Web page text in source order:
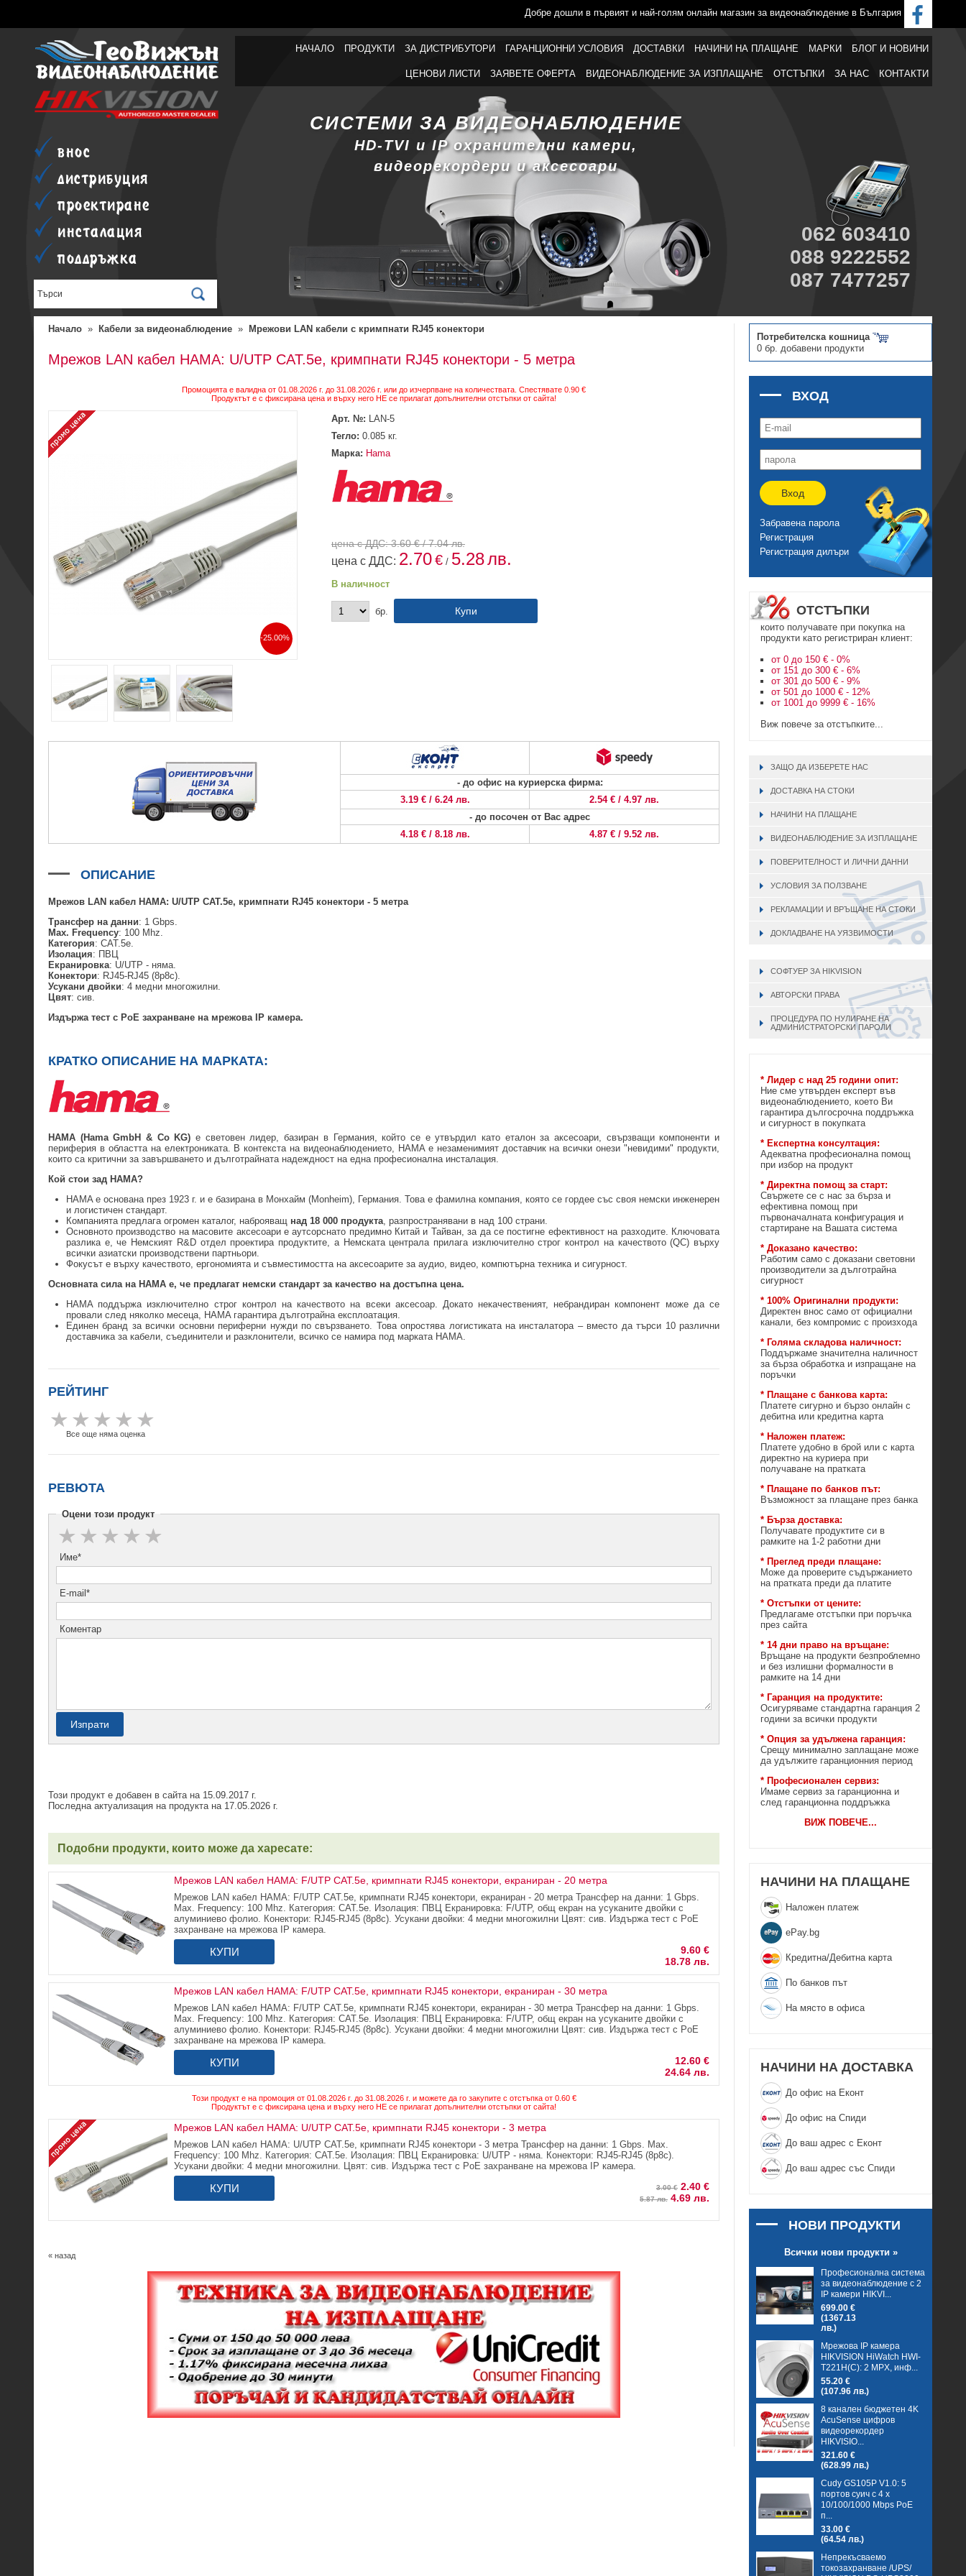
Добре дошли в първият и най-голям онлайн магазин за видеонаблюдение в България
внос
дистрибуция
проектиране
инсталация
поддръжка
НАЧАЛО ПРОДУКТИ ЗА ДИСТРИБУТОРИ ГАРАНЦИОННИ УСЛОВИЯ ДОСТАВКИ НАЧИНИ НА ПЛАЩАНЕ МАРКИ БЛОГ И НОВИНИ
ЦЕНОВИ ЛИСТИ ЗАЯВЕТЕ ОФЕРТА ВИДЕОНАБЛЮДЕНИЕ ЗА ИЗПЛАЩАНЕ ОТСТЪПКИ ЗА НАС КОНТАКТИ
СИСТЕМИ ЗА ВИДЕОНАБЛЮДЕНИЕ
HD-TVI и IP охранителни камери,
видеорекордери и аксесоари
062 603410
088 9222552
087 7477257
Начало » Кабели за видеонаблюдение » Мрежови LAN кабели с кримпнати RJ45 конектори
Мрежов LAN кабел HAMA: U/UTP CAT.5e, кримпнати RJ45 конектори - 5 метра
Промоцията е валидна от 01.08.2026 г. до 31.08.2026 г. или до изчерпване на количествата. Спестявате 0.90 €
Продуктът е с фиксирана цена и върху него НЕ се прилагат допълнителни отстъпки от сайта!
-25.00%
Арт. №: LAN-5
Тегло: 0.085 кг.
Марка: Hama
цена с ДДС:3.60€ / 7.04 лв.
цена с ДДС: 2.70€ / 5.28лв.
В наличност
бр.
- до офис на куриерска фирма:
3.19 € / 6.24 лв.
2.54 € / 4.97 лв.
- до посочен от Вас адрес
4.18 € / 8.18 лв.
4.87 € / 9.52 лв.
ОПИСАНИЕ
Мрежов LAN кабел HAMA: U/UTP CAT.5e, кримпнати RJ45 конектори - 5 метра
Трансфер на данни: 1 Gbps.
Max. Frequency: 100 Mhz.
Категория: CAT.5e.
Изолация: ПВЦ
Екранировка: U/UTP - няма.
Конектори: RJ45-RJ45 (8p8c).
Усукани двойки: 4 медни многожилни.
Цвят: сив.
Издържа тест с PoE захранване на мрежова IP камера.
КРАТКО ОПИСАНИЕ НА МАРКАТА:
HAMA (Hama GmbH & Co KG) е световен лидер, базиран в Германия, който се е утвърдил като еталон за аксесоари, свързващи компоненти и
периферия в областта на електрониката. В контекста на видеонаблюдението, HAMA е незаменимият доставчик на всички онези "невидими" продукти,
които са критични за завършването и дълготрайната надеждност на една професионална инсталация.
Кой стои зад HAMA?
HAMA е основана през 1923 г. и е базирана в Монхайм (Monheim), Германия. Това е фамилна компания, която се гордее със своя немски инженерен
и логистичен стандарт.
Компанията предлага огромен каталог, наброяващ над 18 000 продукта, разпространявани в над 100 страни.
Основното производство на масовите аксесоари е аутсорснато предимно Китай и Тайван, за да се постигне ефективност на разходите. Ключовата
разлика е, че Немският R&D отдел проектира продуктите, а Немската централа прилага изключително строг контрол на качеството (QC) върху
всички азиатски производствени партньори.
Фокусът е върху качеството, ергономията и съвместимостта на аксесоарите за аудио, видео, компютърна техника и сигурност.
Основната сила на HAMA е, че предлагат немски стандарт за качество на достъпна цена.
HAMA поддържа изключително строг контрол на качеството на всеки аксесоар. Докато некачественият, небрандиран компонент може да се
провали след няколко месеца, HAMA гарантира дълготрайна експлоатация.
Единен бранд за всички основни периферни нужди по свързването. Това опростява логистиката на инсталатора – вместо да търси 10 различни
доставчика за кабели, съединители и разклонители, всичко се намира под марката HAMA.
РЕЙТИНГ
Все още няма оценка
РЕВЮТА
Оцени този продукт
Име*
E-mail*
Коментар
Изпрати
Този продукт е добавен в сайта на 15.09.2017 г.
Последна актуализация на продукта на 17.05.2026 г.
Подобни продукти, които може да харесате:
Мрежов LAN кабел HAMA: F/UTP CAT.5e, кримпнати RJ45 конектори, екраниран - 20 метра
Мрежов LAN кабел HAMA: F/UTP CAT.5e, кримпнати RJ45 конектори, екраниран - 20 метра Трансфер на данни: 1 Gbps.
Max. Frequency: 100 Mhz. Категория: CAT.5e. Изолация: ПВЦ Екранировка: F/UTP, общ екран на усуканите двойки с
алуминиево фолио. Конектори: RJ45-RJ45 (8p8c). Усукани двойки: 4 медни многожилни Цвят: сив. Издържа тест с PoE
захранване на мрежова IP камера.
КУПИ
9.60 €
18.78 лв.
Мрежов LAN кабел HAMA: F/UTP CAT.5e, кримпнати RJ45 конектори, екраниран - 30 метра
Мрежов LAN кабел HAMA: F/UTP CAT.5e, кримпнати RJ45 конектори, екраниран - 30 метра Трансфер на данни: 1 Gbps.
Max. Frequency: 100 Mhz. Категория: CAT.5e. Изолация: ПВЦ Екранировка: F/UTP, общ екран на усуканите двойки с
алуминиево фолио. Конектори: RJ45-RJ45 (8p8c). Усукани двойки: 4 медни многожилни Цвят: сив. Издържа тест с PoE
захранване на мрежова IP камера.
КУПИ
12.60 €
24.64 лв.
Този продукт е на промоция от 01.08.2026 г. до 31.08.2026 г. и можете да го закупите с отстъпка от 0.60 €
Продуктът е с фиксирана цена и върху него НЕ се прилагат допълнителни отстъпки от сайта!
Мрежов LAN кабел HAMA: U/UTP CAT.5e, кримпнати RJ45 конектори - 3 метра
Мрежов LAN кабел HAMA: U/UTP CAT.5e, кримпнати RJ45 конектори - 3 метра Трансфер на данни: 1 Gbps. Max.
Frequency: 100 Mhz. Категория: CAT.5e. Изолация: ПВЦ Екранировка: U/UTP - няма. Конектори: RJ45-RJ45 (8p8c).
Усукани двойки: 4 медни многожилни. Цвят: сив. Издържа тест с PoE захранване на мрежова IP камера.
КУПИ 3.00 € 2.40 €
5.87 лв. 4.69 лв.
« назад
Потребителска кошница
0 бр. добавени продукти
ВХОД
Вход
Забравена парола
Регистрация
Регистрация дилъри
ОТСТЪПКИ
които получавате при покупка на
продукти като регистриран клиент:
от 0 до 150 € - 0%
от 151 до 300 € - 6%
от 301 до 500 € - 9%
от 501 до 1000 € - 12%
от 1001 до 9999 € - 16%
Виж повече за отстъпките...
ЗАЩО ДА ИЗБЕРЕТЕ НАС
ДОСТАВКА НА СТОКИ
НАЧИНИ НА ПЛАЩАНЕ
ВИДЕОНАБЛЮДЕНИЕ ЗА ИЗПЛАЩАНЕ
ПОВЕРИТЕЛНОСТ И ЛИЧНИ ДАННИ
УСЛОВИЯ ЗА ПОЛЗВАНЕ
РЕКЛАМАЦИИ И ВРЪЩАНЕ НА СТОКИ
ДОКЛАДВАНЕ НА УЯЗВИМОСТИ
СОФТУЕР ЗА HIKVISION
АВТОРСКИ ПРАВА
ПРОЦЕДУРА ПО НУЛИРАНЕ НА
АДМИНИСТРАТОРСКИ ПАРОЛИ
* Лидер с над 25 години опит:
Ние сме утвърден експерт във
видеонаблюдението, което Ви
гарантира дългосрочна поддръжка
и сигурност в покупката
* Експертна консултация:
Адекватна професионална помощ
при избор на продукт
* Директна помощ за старт:
Свържете се с нас за бърза и
ефективна помощ при
първоначалната конфигурация и
стартиране на Вашата система
* Доказано качество:
Работим само с доказани световни
производители за дълготрайна
сигурност
* 100% Оригинални продукти:
Директен внос само от официални
канали, без компромис с произхода
* Голяма складова наличност:
Поддържаме значителна наличност
за бърза обработка и изпращане на
поръчки
* Плащане с банкова карта:
Платете сигурно и бързо онлайн с
дебитна или кредитна карта
* Наложен платеж:
Платете удобно в брой или с карта
директно на куриера при
получаване на пратката
* Плащане по банков път:
Възможност за плащане през банка
* Бърза доставка:
Получавате продуктите си в
рамките на 1-2 работни дни
* Преглед преди плащане:
Може да проверите съдържанието
на пратката преди да платите
* Отстъпки от цените:
Предлагаме отстъпки при поръчка
през сайта
* 14 дни право на връщане:
Връщане на продукти безпроблемно
и без излишни формалности в
рамките на 14 дни
* Гаранция на продуктите:
Осигуряваме стандартна гаранция 2
години за всички продукти
* Опция за удължена гаранция:
Срещу минимално заплащане може
да удължите гаранционния период
* Професионален сервиз:
Имаме сервиз за гаранционна и
след гаранционна поддръжка
ВИЖ ПОВЕЧЕ...
НАЧИНИ НА ПЛАЩАНЕ
Наложен платеж
еPay.bg
Кредитна/Дебитна карта
По банков път
На място в офиса
НАЧИНИ НА ДОСТАВКА
До офис на Еконт
До офис на Спиди
До ваш адрес с Еконт
До ваш адрес със Спиди
НОВИ ПРОДУКТИ
Всички нови продукти »
Професионална система
за видеонаблюдение с 2
IP камери HIKVI...
699.00 €
(1367.13
лв.)
Мрежова IP камера
HIKVISION HiWatch HWI-
T221H(C): 2 MPX, инф...
55.20 €
(107.96 лв.)
8 канален бюджетен 4K
AcuSense цифров
видеорекордер
HIKVISIO...
321.60 €
(628.99 лв.)
Cudy GS105P V1.0: 5
портов суич с 4 x
10/100/1000 Mbps PoE
п...
33.00 €
(64.54 лв.)
Непрекъсваемо
токозахранване /UPS/